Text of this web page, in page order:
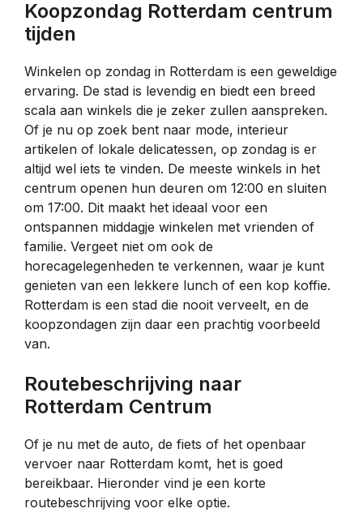
Koopzondag Rotterdam centrum
tijden
Winkelen op zondag in Rotterdam is een geweldige
ervaring. De stad is levendig en biedt een breed
scala aan winkels die je zeker zullen aanspreken.
Of je nu op zoek bent naar mode, interieur
artikelen of lokale delicatessen, op zondag is er
altijd wel iets te vinden. De meeste winkels in het
centrum openen hun deuren om 12:00 en sluiten
om 17:00. Dit maakt het ideaal voor een
ontspannen middagje winkelen met vrienden of
familie. Vergeet niet om ook de
horecagelegenheden te verkennen, waar je kunt
genieten van een lekkere lunch of een kop koffie.
Rotterdam is een stad die nooit verveelt, en de
koopzondagen zijn daar een prachtig voorbeeld
van.
Routebeschrijving naar
Rotterdam Centrum
Of je nu met de auto, de fiets of het openbaar
vervoer naar Rotterdam komt, het is goed
bereikbaar. Hieronder vind je een korte
routebeschrijving voor elke optie.